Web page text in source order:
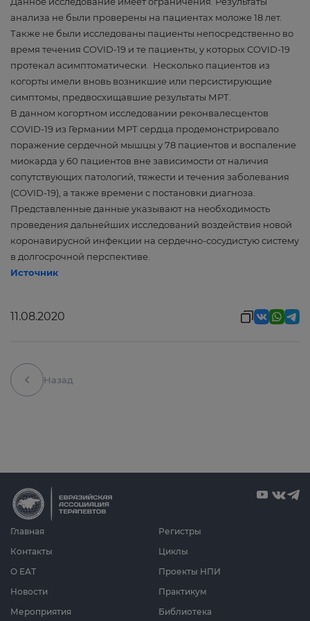
анализа не были проверены на пациентах моложе 18 лет.
Также не были исследованы пациенты непосредственно во
время течения COVID-19 и те пациенты, у которых COVID-19
протекал асимптоматически. Несколько пациентов из
когорты имели вновь возникшие или персистирующие
симптомы, предвосхищавшие результаты МРТ.
В данном когортном исследовании реконвалесцентов
COVID-19 из Германии МРТ сердца продемонстрировало
поражение сердечной мышцы у 78 пациентов и воспаление
миокарда у 60 пациентов вне зависимости от наличия
сопутствующих патологий, тяжести и течения заболевания
(COVID-19), а также времени с постановки диагноза.
Представленные данные указывают на необходимость
проведения дальнейших исследований воздействия новой
коронавирусной инфекции на сердечно-сосудистую систему
в долгосрочной перспективе.
Источник
11.08.2020
Назад
Главная
О ЕАТ
Новости
Мероприятия
Циклы
Проекты НПИ
Практикум
Библиотека
Регистры
Контакты